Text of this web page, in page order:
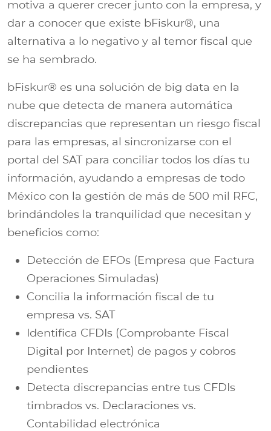
motiva a querer crecer junto con la empresa, y
dar a conocer que existe bFiskur®, una
alternativa a lo negativo y al temor fiscal que
se ha sembrado.
bFiskur® es una solución de big data en la
nube que detecta de manera automática
discrepancias que representan un riesgo fiscal
para las empresas, al sincronizarse con el
portal del SAT para conciliar todos los días tu
información, ayudando a empresas de todo
México con la gestión de más de 500 mil RFC,
brindándoles la tranquilidad que necesitan y
beneficios como:
Detección de EFOs (Empresa que Factura
Operaciones Simuladas)
Concilia la información fiscal de tu
empresa vs. SAT
Identifica CFDIs (Comprobante Fiscal
Digital por Internet) de pagos y cobros
pendientes
Detecta discrepancias entre tus CFDIs
timbrados vs. Declaraciones vs.
Contabilidad electrónica